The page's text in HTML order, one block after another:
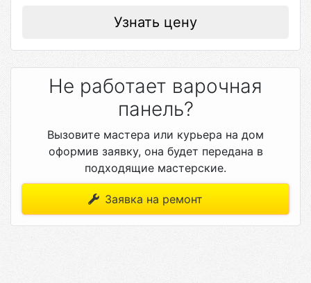
Узнать цену
Не работает варочная
панель?
Вызовите мастера или курьера на дом
оформив заявку, она будет передана в
подходящие мастерские.
Заявка на ремонт